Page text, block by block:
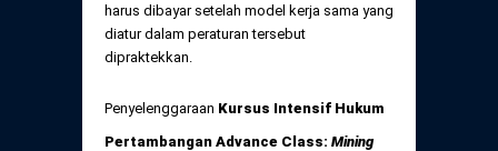
harus dibayar setelah model kerja sama yang
diatur dalam peraturan tersebut
dipraktekkan.
Penyelenggaraan Kursus Intensif Hukum
Pertambangan Advance Class: Mining